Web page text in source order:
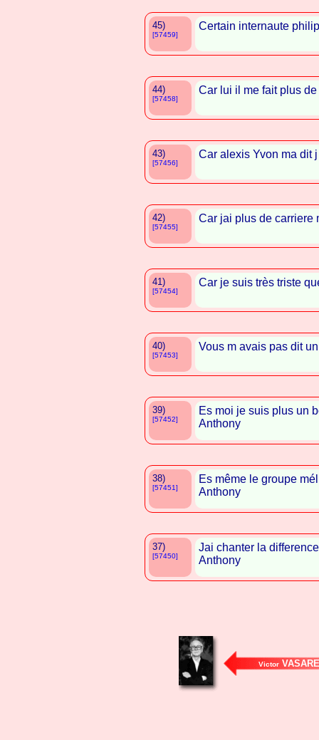
45)
[57459]
Certain internaute
44)
[57458]
Car lui il me fait plus
43)
[57456]
Car alexis Yvon ma dit
42)
[57455]
Car jai plus de carriere
41)
[57454]
Car je suis très triste
40)
[57453]
Vous m avais pas dit
39)
[57452]
Es moi je suis plus un
Anthony
38)
[57451]
Es même le groupe
Anthony
37)
[57450]
Jai chanter la
Anthony
Victor